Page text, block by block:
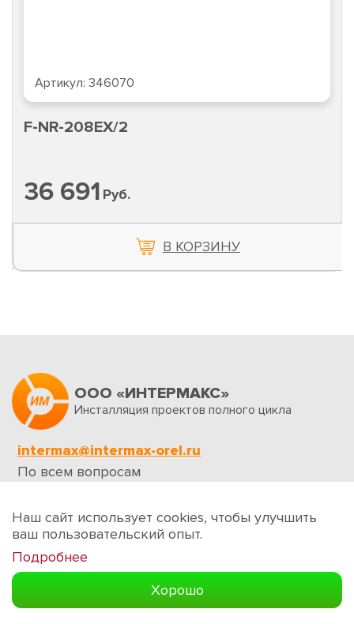
Артикул: 346070
F-NR-208EX/2
36 691 Руб.
В КОРЗИНУ
ООО «ИНТЕРМАКС»
Инсталляция проектов полного цикла
intermax@intermax-orel.ru
По всем вопросам
Обратная связь
Наш сайт использует cookies, чтобы улучшить
ваш пользовательский опыт.
Подробнее
Хорошо